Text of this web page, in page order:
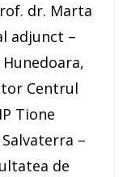
dr. Marta
adjunct –
Centrul
Tione
–
de